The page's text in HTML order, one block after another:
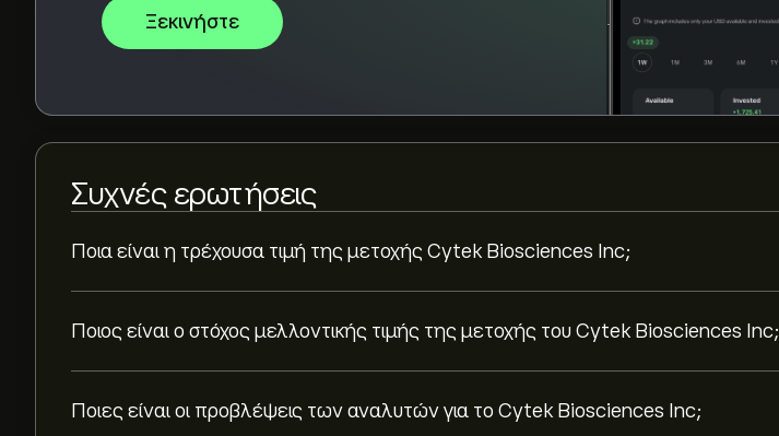
Ξεκινήστε
Συχνές ερωτήσεις
Ποια είναι η τρέχουσα τιμή της μετοχής Cytek Biosciences Inc;
Ποιος είναι ο στόχος μελλοντικής τιμής της μετοχής του Cytek Biosciences Inc;
Ποιες είναι οι προβλέψεις των αναλυτών για το Cytek Biosciences Inc;